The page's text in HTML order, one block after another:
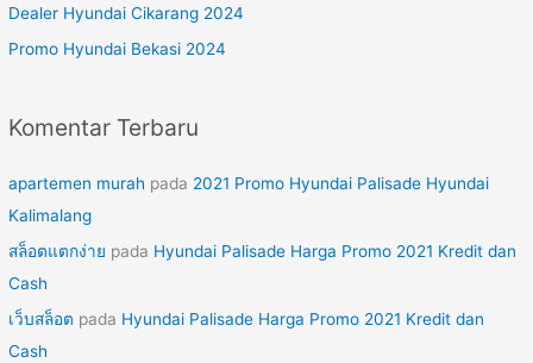
k
:
Dealer Hyundai Cikarang 2024
Promo Hyundai Bekasi 2024
Komentar Terbaru
apartemen murah pada 2021 Promo Hyundai Palisade Hyundai
Kalimalang
สล็อตแตกง่าย pada Hyundai Palisade Harga Promo 2021 Kredit dan
Cash
เว็บสล็อต pada Hyundai Palisade Harga Promo 2021 Kredit dan
Cash